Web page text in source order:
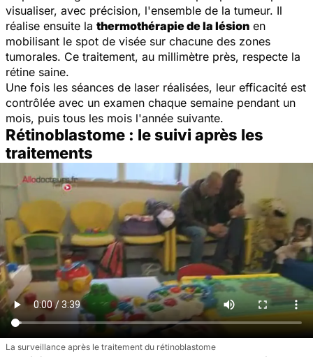
visualiser, avec précision, l'ensemble de la tumeur. Il
réalise ensuite la thermothérapie de la lésion en
mobilisant le spot de visée sur chacune des zones
tumorales. Ce traitement, au millimètre près, respecte la
rétine saine.
Une fois les séances de laser réalisées, leur efficacité est
contrôlée avec un examen chaque semaine pendant un
mois, puis tous les mois l'année suivante.
Rétinoblastome : le suivi après les
traitements
La surveillance après le traitement du rétinoblastome